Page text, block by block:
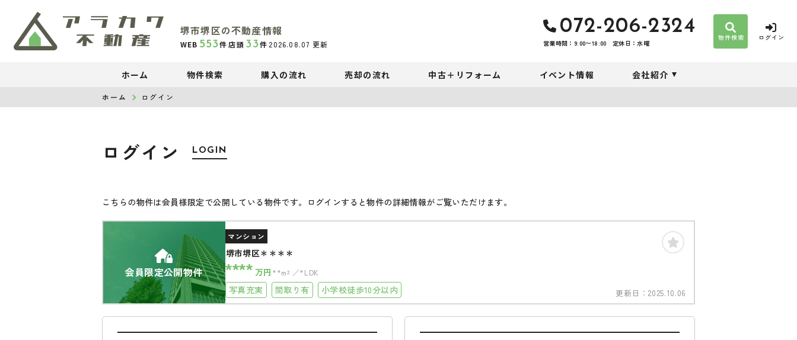
堺市堺区の不動産情報
WEB 553件 店頭 33件 2026.08.07 更新
072-206-2324
営業時間：9:00〜18:00 定休日：水曜
物件検索 ログイン
ホーム 物件検索 購入の流れ 売却の流れ 中古＋リフォーム イベント情報 会社紹介
ホーム ログイン
ログイン LOGIN
こちらの物件は会員様限定で公開している物件です。ログインすると物件の詳細情報がご覧いただけます。
会員限定公開物件
マンション
堺市堺区＊＊＊＊
**** 万円 **m² *LDK
写真充実 間取り有 小学校徒歩10分以内 更新日： 2025.10.06